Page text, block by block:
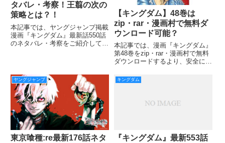
タバレ・考察！王翦の次の
策略とは？！
本記事では、ヤングジャンプ掲載
漫画『キングダム』最新話550話
のネタバレ・考察をご紹介してい
信の頑張りもあり、戦いは次の日
に持ち越されます。 飛信
【キングダム】48巻は
zip・rar・漫画村で無料ダ
ウンロード可能？
本記事では、漫画『キングダム』
第48巻をzip・rar・漫画村で無料
ダウンロードするより、安全に今
を限定公開していきます。 皆さ
ん、漫画『キングダム』を楽しく
2006年にスタートし、
ヤングジャンプ
東京喰種:re最新176話ネタ
キングダム
『キングダム』最新553話